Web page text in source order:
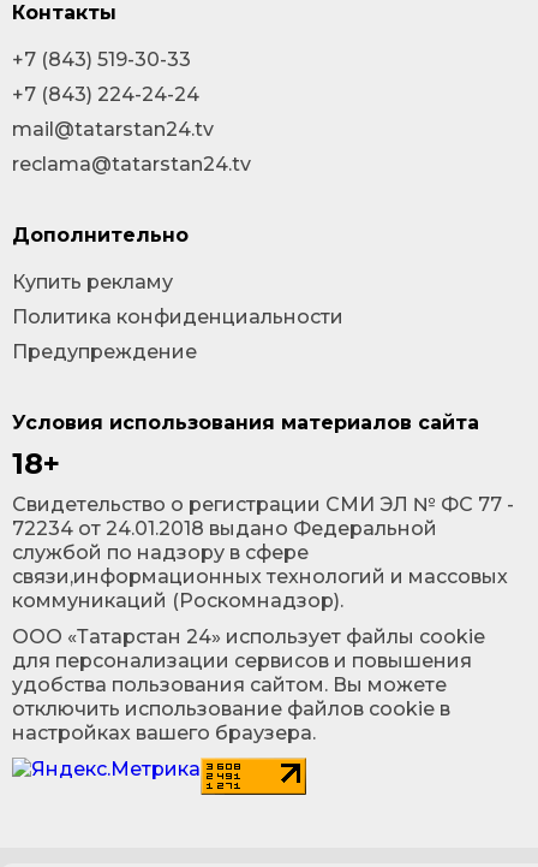
Условия использования материалов сайта
18+
Cвидетельство о регистрации СМИ ЭЛ № ФС 77 -
72234 от 24.01.2018 выдано Федеральной
службой по надзору в сфере
связи,информационных технологий и массовых
коммуникаций (Роскомнадзор).
ООО «Татарстан 24» использует файлы cookie
для персонализации сервисов и повышения
удобства пользования сайтом. Вы можете
отключить использование файлов cookie в
настройках вашего браузера.
Контакты
+7 (843) 519-30-33
+7 (843) 224-24-24
mail@tatarstan24.tv
reclama@tatarstan24.tv
Дополнительно
Купить рекламу
Политика конфиденциальности
Предупреждение